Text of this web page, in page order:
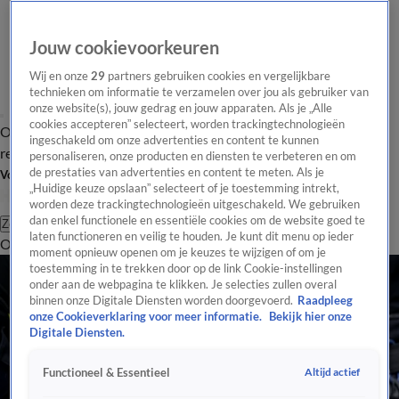
Overzicht Laatste nieuws Regionieuws Het beste van Hart
Tip de
redactie
Volg Hart van Nederland
Zoeken
OverzichtRegioUitzendingenWeerTip de redactiePanelVideo's
Jouw cookievoorkeuren
Wij en onze29 partners gebruiken cookies en vergelijkbare
technieken om informatie te verzamelen over jou als gebruiker van
onze website(s), jouw gedrag en jouw apparaten. Als je „Alle
cookies accepteren” selecteert, worden trackingtechnologieën
ingeschakeld om onze advertenties en content te kunnen
personaliseren, onze producten en diensten te verbeteren en om
de prestaties van advertenties en content te meten. Als je
„Huidige keuze opslaan” selecteert of je toestemming intrekt,
worden deze trackingtechnologieën uitgeschakeld. We gebruiken
dan enkel functionele en essentiële cookies om de website goed te
laten functioneren en veilig te houden. Je kunt dit menu op ieder
moment opnieuw openen om je keuzes te wijzigen of om je
toestemming in te trekken door op de link Cookie-instellingen
onder aan de webpagina te klikken. Je selecties zullen overal
binnen onze Digitale Diensten worden doorgevoerd. Raadpleeg
onze Cookieverklaring voor meer informatie.
Bekijk hier onze
Digitale Diensten.
Functioneel & Essentieel Altijd actief